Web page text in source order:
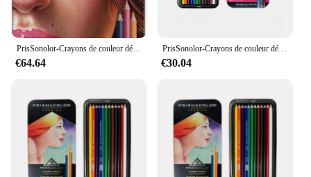
€64.64
PrisSonolor-Crayons de couleur détendus, noyau souple, fournitures d'art, ensemble de crayons à dessin, couleurs professionnelles, 12 paquets, 48 paquets, 72 paquets
€30.04